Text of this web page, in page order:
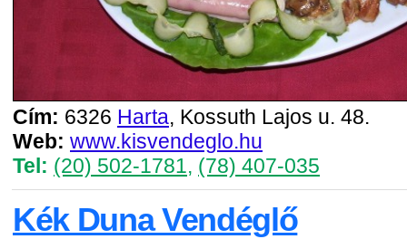
Cím: 6326 Harta, Kossuth Lajos u. 48.
Web: www.kisvendeglo.hu
Tel: (20) 502-1781, (78) 407-035
Kék Duna Vendéglő